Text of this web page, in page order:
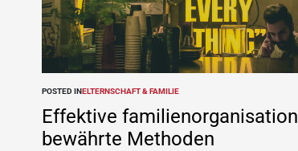
POSTED INELTERNSCHAFT & FAMILIE
Effektive familienorganisation
bewährte Methoden